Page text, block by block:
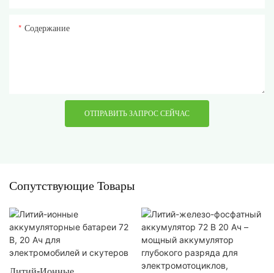
Содержание
ОТПРАВИТЬ ЗАПРОС СЕЙЧАС
Сопутствующие Товары